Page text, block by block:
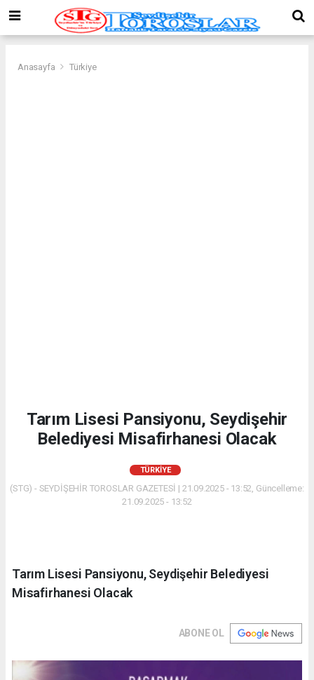
Anasayfa Türkiye
Tarım Lisesi Pansiyonu, Seydişehir
Belediyesi Misafirhanesi Olacak
TÜRKIYE
(STG) - SEYDİŞEHİR TOROSLAR GAZETESİ | 21.09.2025 - 13:52, Güncelleme:
21.09.2025 - 13:52
Tarım Lisesi Pansiyonu, Seydişehir Belediyesi
Misafirhanesi Olacak
ABONE OL